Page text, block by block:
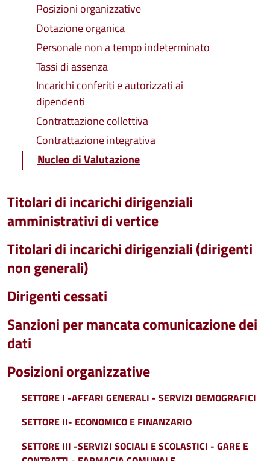
Posizioni organizzative
Dotazione organica
Personale non a tempo indeterminato
Tassi di assenza
Incarichi conferiti e autorizzati ai
dipendenti
Contrattazione collettiva
Contrattazione integrativa
Nucleo di Valutazione
Titolari di incarichi dirigenziali
amministrativi di vertice
Titolari di incarichi dirigenziali (dirigenti
non generali)
Dirigenti cessati
Sanzioni per mancata comunicazione dei
dati
Posizioni organizzative
SETTORE I -AFFARI GENERALI - SERVIZI DEMOGRAFICI
SETTORE II- ECONOMICO E FINANZARIO
SETTORE III -SERVIZI SOCIALI E SCOLASTICI - GARE E